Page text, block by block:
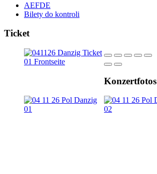
AEFDE
Bilety do kontroli
Ticket
Konzertfotos